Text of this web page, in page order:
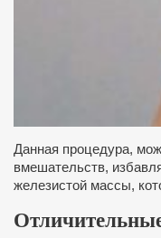
Данная процедура,
вмешательств,
железистой массы,